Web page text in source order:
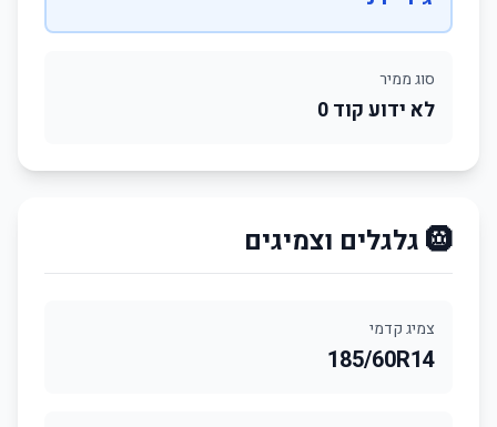
סוג ממיר
לא ידוע קוד 0
🛞 גלגלים וצמיגים
צמיג קדמי
185/60R14